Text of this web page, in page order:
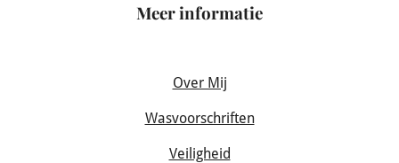
Meer informatie
Over Mij
Wasvoorschriften
Veiligheid